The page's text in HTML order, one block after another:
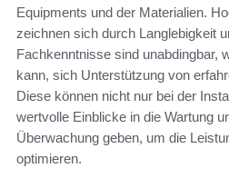
Equipments und der Materialien.
zeichnen sich durch Langlebigkeit
Fachkenntnisse sind unabdingbar,
kann, sich Unterstützung von
Diese können nicht nur bei der
wertvolle Einblicke in die Wartung
Überwachung geben, um die
optimieren.